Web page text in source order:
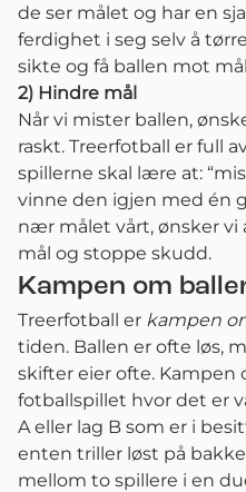
de ser målet og har en
ferdighet i seg selv å
sikte og få ballen mot
2) Hindre mål
Når vi mister ballen,
raskt. Treerfotball er full
spillerne skal lære at:
vinne den igjen med én
nær målet vårt, ønsker vi
mål og stoppe skudd.
Kampen om
Treerfotball er kampen
tiden. Ballen er ofte løs,
skifter eier ofte. Kampen
fotballspillet hvor det er
A eller lag B som er i
enten triller løst på
mellom to spillere i en